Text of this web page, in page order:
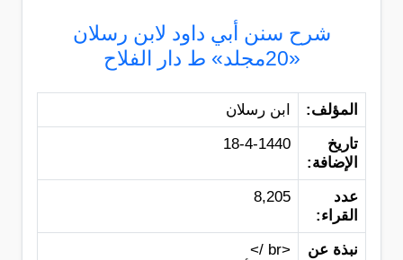
شرح سنن أبي داود لابن رسلان
«20مجلد» ط دار الفلاح
المؤلف:
ابن رسلان
تاريخ
الإضافة:
18-4-1440
عدد
القراء:
8,205
نبذة عن
<br />